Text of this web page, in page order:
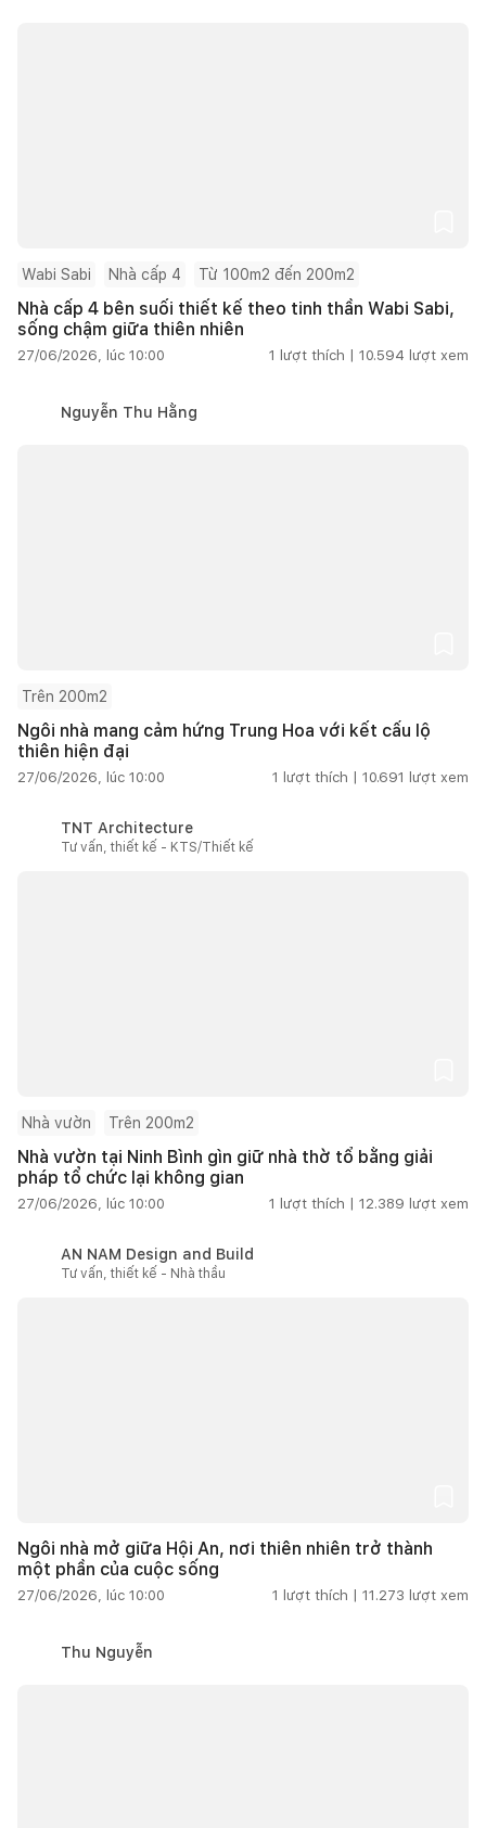
Wabi Sabi Nhà cấp 4 Từ 100m2 đến 200m2
Nhà cấp 4 bên suối thiết kế theo tinh thần Wabi Sabi,
sống chậm giữa thiên nhiên
27/06/2026, lúc 10:00 1 lượt thích | 10.594 lượt xem
Nguyễn Thu Hằng
Trên 200m2
Ngôi nhà mang cảm hứng Trung Hoa với kết cấu lộ
thiên hiện đại
27/06/2026, lúc 10:00 1 lượt thích | 10.691 lượt xem
TNT Architecture
Tư vấn, thiết kế - KTS/Thiết kế
Nhà vườn Trên 200m2
Nhà vườn tại Ninh Bình gìn giữ nhà thờ tổ bằng giải
pháp tổ chức lại không gian
27/06/2026, lúc 10:00 1 lượt thích | 12.389 lượt xem
AN NAM Design and Build
Tư vấn, thiết kế - Nhà thầu
Ngôi nhà mở giữa Hội An, nơi thiên nhiên trở thành
một phần của cuộc sống
27/06/2026, lúc 10:00 1 lượt thích | 11.273 lượt xem
Thu Nguyễn